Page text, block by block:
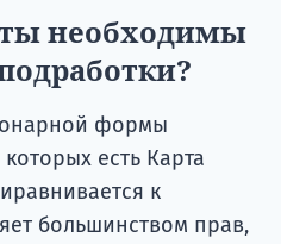
необходимы
формы
есть Карта
к
большинством прав,